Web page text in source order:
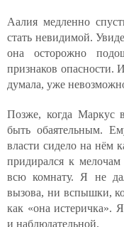
Аалия медленно
стать невидимой.
она осторожно
признаков опасности.
думала, уже
Позже, когда Маркус
быть обаятельным.
власти сидело на нём
придирался к
всю комнату. Я не
вызова, ни вспышки,
как «она истеричка».
и наблюдательной.